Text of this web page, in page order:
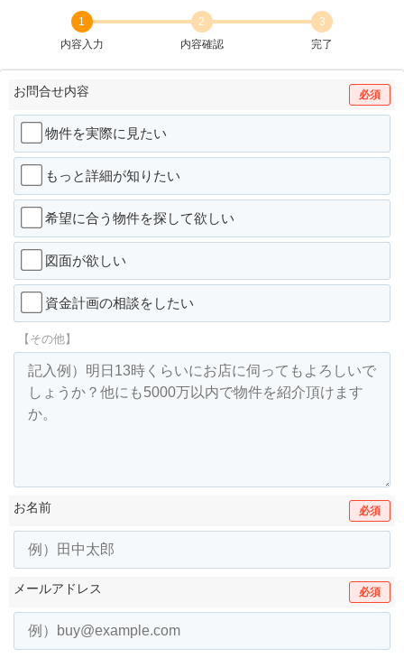
1
内容入力
2
内容確認
3
完了
お問合せ内容 必須
物件を実際に見たい
もっと詳細が知りたい
希望に合う物件を探して欲しい
図面が欲しい
資金計画の相談をしたい
【その他】
お名前 必須
メールアドレス 必須